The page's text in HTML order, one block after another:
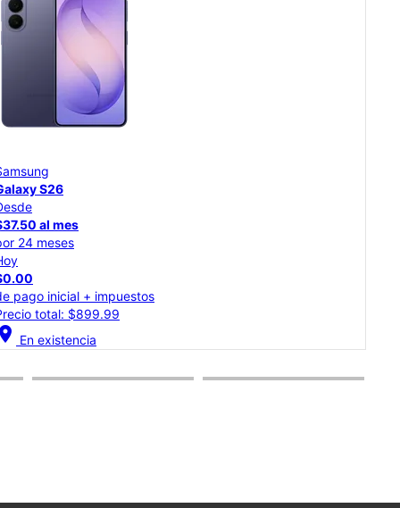
S26
al mes
24 meses
pago inicial + impuestos
total: $899.99
location_on En existencia